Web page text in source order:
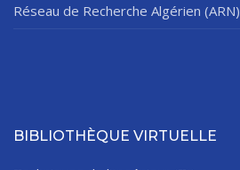
Réseau de Recherche Algérien (ARN)
BIBLIOTHÈQUE VIRTUELLE